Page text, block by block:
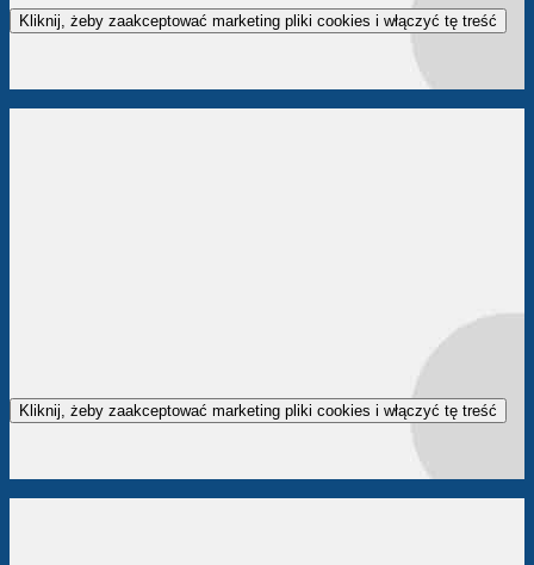
Kliknij, żeby zaakceptować marketing pliki cookies i włączyć tę treść
Kliknij, żeby zaakceptować marketing pliki cookies i włączyć tę treść